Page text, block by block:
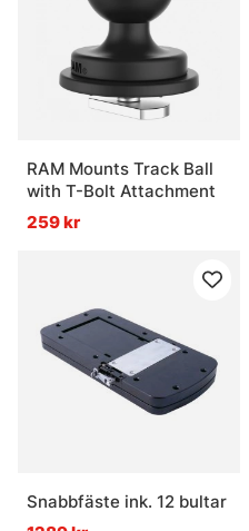
RAM Mounts Track Ball
with T-Bolt Attachment
259 kr
Snabbfäste ink. 12 bultar